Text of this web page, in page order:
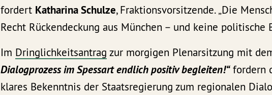
fordert Katharina Schulze, Fraktionsvorsitzende. „Die
Recht Rückendeckung aus München – und keine politische
Im Dringlichkeitsantrag zur morgigen Plenarsitzung mit
Dialogprozess im Spessart endlich positiv begleiten!“fordern
klares Bekenntnis der Staatsregierung zum regionalen